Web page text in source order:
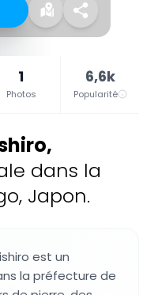
1
Photos
6,6k
Popularité
,
dans la
Japon.
est un
la préfecture de